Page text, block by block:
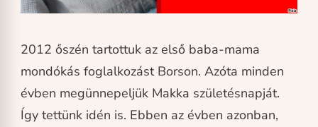
2012 őszén tartottuk az első baba-mama
mondókás foglalkozást Borson. Azóta minden
évben megünnepeljük Makka születésnapját.
Így tettünk idén is. Ebben az évben azonban,